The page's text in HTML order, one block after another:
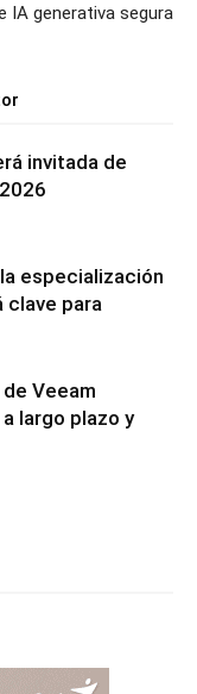
IA generativa segura
invitada de
especialización
clave para
Veeam
largo plazo y